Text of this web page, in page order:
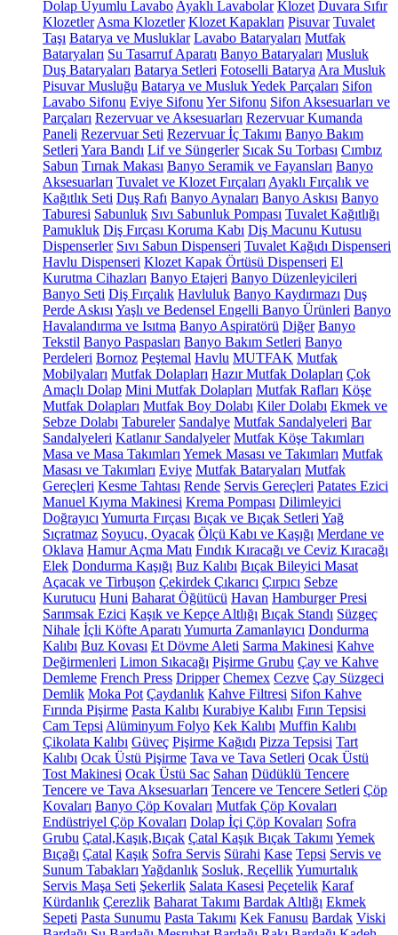
Dolap Uyumlu Lavabo Ayaklı Lavabolar Klozet Duvara Sıfır
Klozetler Asma Klozetler Klozet Kapakları Pisuvar Tuvalet
Taşı Batarya ve Musluklar Lavabo Bataryaları Mutfak
Bataryaları Su Tasarruf Aparatı Banyo Bataryaları Musluk
Duş Bataryaları Batarya Setleri Fotoselli Batarya Ara Musluk
Pisuvar Musluğu Batarya ve Musluk Yedek Parçaları Sifon
Lavabo Sifonu Eviye Sifonu Yer Sifonu Sifon Aksesuarları ve
Parçaları Rezervuar ve Aksesuarları Rezervuar Kumanda
Paneli Rezervuar Seti Rezervuar İç Takımı Banyo Bakım
Setleri Yara Bandı Lif ve Süngerler Sıcak Su Torbası Cımbız
Sabun Tırnak Makası Banyo Seramik ve Fayansları Banyo
Aksesuarları Tuvalet ve Klozet Fırçaları Ayaklı Fırçalık ve
Kağıtlık Seti Duş Rafı Banyo Aynaları Banyo Askısı Banyo
Taburesi Sabunluk Sıvı Sabunluk Pompası Tuvalet Kağıtlığı
Pamukluk Diş Fırçası Koruma Kabı Diş Macunu Kutusu
Dispenserler Sıvı Sabun Dispenseri Tuvalet Kağıdı Dispenseri
Havlu Dispenseri Klozet Kapak Örtüsü Dispenseri El
Kurutma Cihazları Banyo Etajeri Banyo Düzenleyicileri
Banyo Seti Diş Fırçalık Havluluk Banyo Kaydırmazı Duş
Perde Askısı Yaşlı ve Bedensel Engelli Banyo Ürünleri Banyo
Havalandırma ve Isıtma Banyo Aspiratörü Diğer Banyo
Tekstil Banyo Paspasları Banyo Bakım Setleri Banyo
Perdeleri Bornoz Peştemal Havlu MUTFAK Mutfak
Mobilyaları Mutfak Dolapları Hazır Mutfak Dolapları Çok
Amaçlı Dolap Mini Mutfak Dolapları Mutfak Rafları Köşe
Mutfak Dolapları Mutfak Boy Dolabı Kiler Dolabı Ekmek ve
Sebze Dolabı Tabureler Sandalye Mutfak Sandalyeleri Bar
Sandalyeleri Katlanır Sandalyeler Mutfak Köşe Takımları
Masa ve Masa Takımları Yemek Masası ve Takımları Mutfak
Masası ve Takımları Eviye Mutfak Bataryaları Mutfak
Gereçleri Kesme Tahtası Rende Servis Gereçleri Patates Ezici
Manuel Kıyma Makinesi Krema Pompası Dilimleyici
Doğrayıcı Yumurta Fırçası Bıçak ve Bıçak Setleri Yağ
Sıçratmaz Soyucu, Oyacak Ölçü Kabı ve Kaşığı Merdane ve
Oklava Hamur Açma Matı Fındık Kıracağı ve Ceviz Kıracağı
Elek Dondurma Kaşığı Buz Kalıbı Bıçak Bileyici Masat
Açacak ve Tirbuşon Çekirdek Çıkarıcı Çırpıcı Sebze
Kurutucu Huni Baharat Öğütücü Havan Hamburger Presi
Sarımsak Ezici Kaşık ve Kepçe Altlığı Bıçak Standı Süzgeç
Nihale İçli Köfte Aparatı Yumurta Zamanlayıcı Dondurma
Kalıbı Buz Kovası Et Dövme Aleti Sarma Makinesi Kahve
Değirmenleri Limon Sıkacağı Pişirme Grubu Çay ve Kahve
Demleme French Press Dripper Chemex Cezve Çay Süzgeci
Demlik Moka Pot Çaydanlık Kahve Filtresi Sifon Kahve
Fırında Pişirme Pasta Kalıbı Kurabiye Kalıbı Fırın Tepsisi
Cam Tepsi Alüminyum Folyo Kek Kalıbı Muffin Kalıbı
Çikolata Kalıbı Güveç Pişirme Kağıdı Pizza Tepsisi Tart
Kalıbı Ocak Üstü Pişirme Tava ve Tava Setleri Ocak Üstü
Tost Makinesi Ocak Üstü Sac Sahan Düdüklü Tencere
Tencere ve Tava Aksesuarları Tencere ve Tencere Setleri Çöp
Kovaları Banyo Çöp Kovaları Mutfak Çöp Kovaları
Endüstriyel Çöp Kovaları Dolap İçi Çöp Kovaları Sofra
Grubu Çatal,Kaşık,Bıçak Çatal Kaşık Bıçak Takımı Yemek
Bıçağı Çatal Kaşık Sofra Servis Sürahi Kase Tepsi Servis ve
Sunum Tabakları Yağdanlık Sosluk, ReçellikYumurtalık
Servis Maşa Seti Şekerlik Salata Kasesi Peçetelik Karaf
Kürdanlık Çerezlik Baharat Takımı Bardak Altlığı Ekmek
Sepeti Pasta Sunumu Pasta Takımı Kek Fanusu Bardak Viski